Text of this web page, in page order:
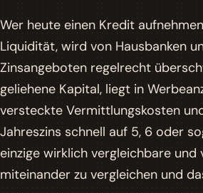
Wer heute einen Kredit
Liquidität, wird von Hausbanken
Zinsangeboten regelrecht
geliehene Kapital, liegt in
versteckte Vermittlungskosten
Jahreszins schnell auf 5, 6 oder
einzige wirklich vergleichbare
miteinander zu vergleichen und